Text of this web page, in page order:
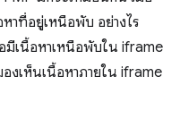
าที่อยู่เหนือพับ อย่างไร
มีเนื้อหาเหนือพับใน iframe
งเห็นเนื้อหาภายใน iframe